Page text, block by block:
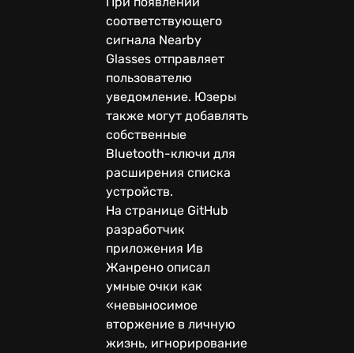
соответствующего
сигнала Nearby
Glasses отправляет
пользователю
уведомление. Юзеры
также могут добавлять
собственные
Bluetooth-ключи для
расширения списка
устройств.
На странице GitHub
разработчик
приложения Ив
Жанрено описал
умные очки как
«невыносимое
вторжение в личную
жизнь, игнорирование